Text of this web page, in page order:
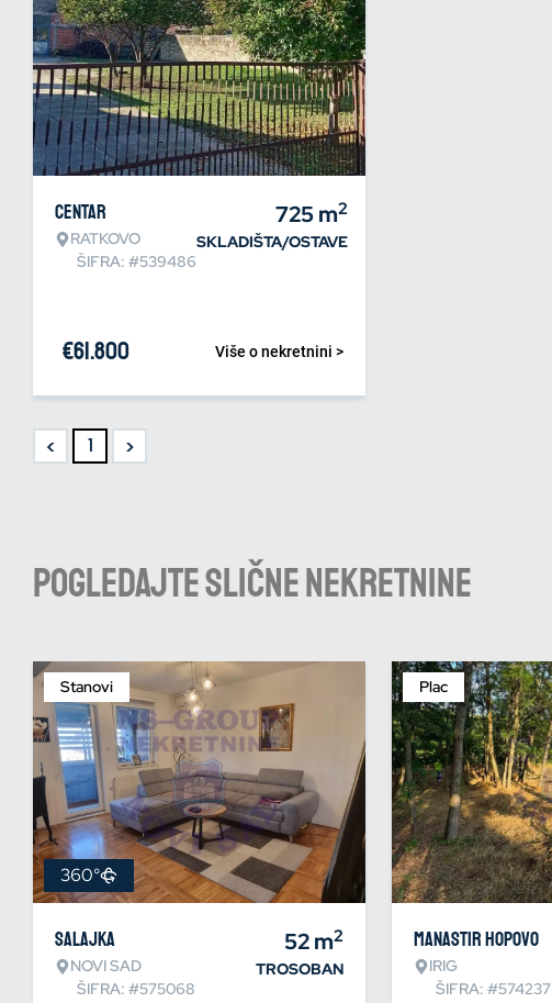
Centar
RATKOVO
ŠIFRA: #539486
725m2
SKLADIŠTA/OSTAVE
Više o nekretnini >
€61.800
< 1 >
Pogledajte slične nekretnine
Stanovi
360°
Salajka
NOVI SAD
ŠIFRA: #575068
52m2
TROSOBAN
Plac
Manastir Hopovo
IRIG
ŠIFRA: #574237